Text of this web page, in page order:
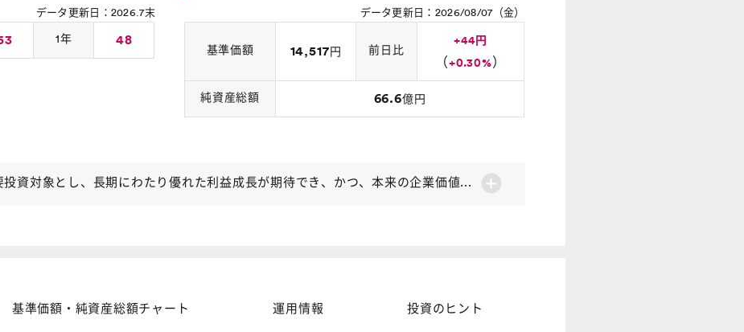
データ更新日： 2026.7末
1年 48
データ更新日： 2026/08/07（金）
基準価額 14,517 円 前日比
+44円
（+0.30% ）
純資産総額 66.6億円
資対象とし、長期にわたり優れた利益成長が期待でき、かつ、本来の企業価値...
基準価額・純資産総額チャート 運用情報 投資のヒント